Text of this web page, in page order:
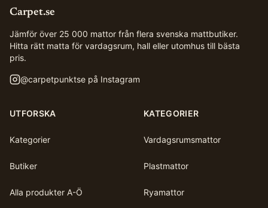
Carpet.se
Jämför över 25 000 mattor från flera svenska mattbutiker.
Hitta rätt matta för vardagsrum, hall eller utomhus till bästa
pris.
@carpetpunktse på Instagram
UTFORSKA
Kategorier
Butiker
Alla produkter A-Ö
KATEGORIER
Vardagsrumsmattor
Plastmattor
Ryamattor